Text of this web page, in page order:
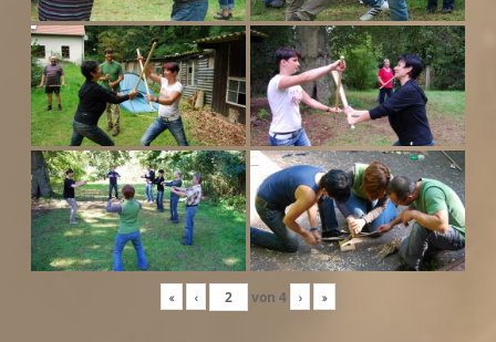
« ‹ von 4 › »